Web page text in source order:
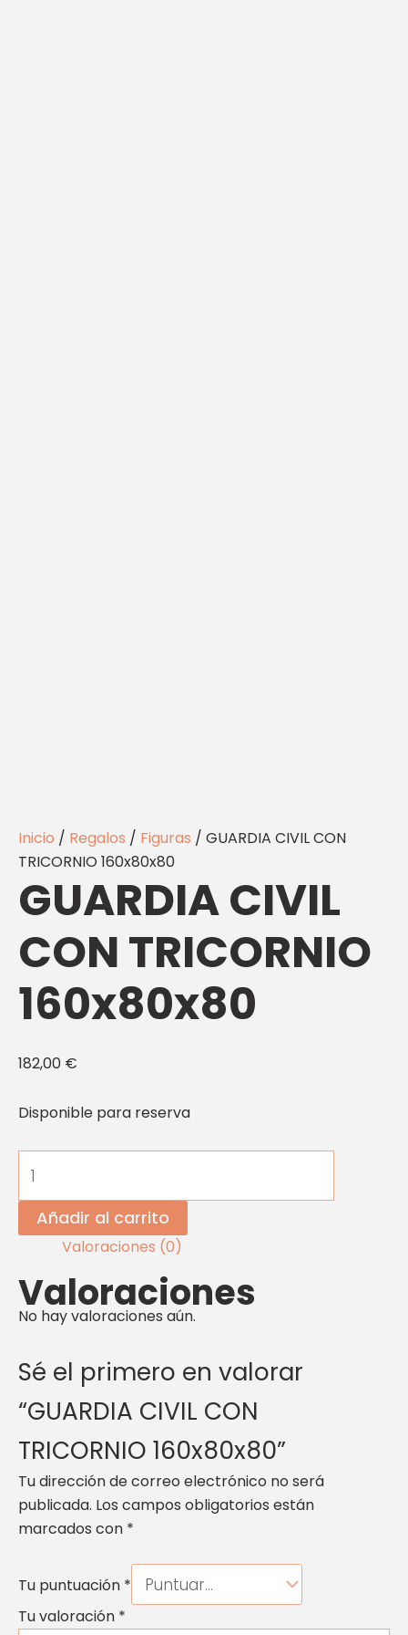
Inicio / Regalos / Figuras / GUARDIA CIVIL CON
TRICORNIO 160x80x80
GUARDIA CIVIL
CON TRICORNIO
160x80x80
182,00 €
Disponible para reserva
Añadir al carrito
Valoraciones (0)
Valoraciones
No hay valoraciones aún.
Sé el primero en valorar
“GUARDIA CIVIL CON
TRICORNIO 160x80x80”
Tu dirección de correo electrónico no será
publicada. Los campos obligatorios están
marcados con *
Tu puntuación *
Tu valoración *